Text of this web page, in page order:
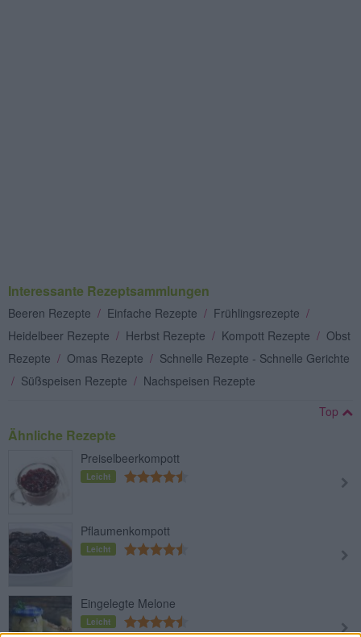
Interessante Rezeptsammlungen
Beeren Rezepte / Einfache Rezepte / Frühlingsrezepte /
Heidelbeer Rezepte / Herbst Rezepte / Kompott Rezepte / Obst
Rezepte / Omas Rezepte / Schnelle Rezepte - Schnelle Gerichte
/ Süßspeisen Rezepte / Nachspeisen Rezepte
Top
Ähnliche Rezepte
Preiselbeerkompott
Leicht
Pflaumenkompott
Leicht
Eingelegte Melone
Leicht